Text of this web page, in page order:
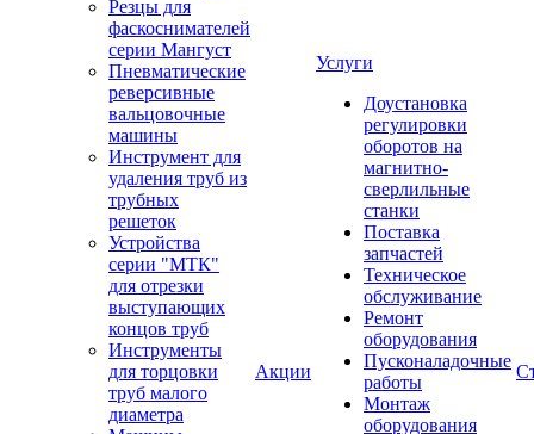
Резцы для
фаскоснимателей
серии Мангуст
Пневматические
реверсивные
вальцовочные
машины
Инструмент для
удаления труб из
трубных
решеток
Устройства
серии "МТК"
для отрезки
выступающих
концов труб
Инструменты
для торцовки
труб малого
диаметра
Акции
Услуги
Доустановка
регулировки
оборотов на
магнитно-
сверлильные
станки
Поставка
запчастей
Техническое
обслуживание
Ремонт
оборудования
Пусконаладочные
работы
Монтаж
оборудования